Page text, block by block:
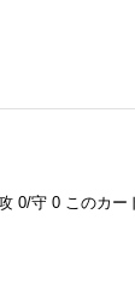
0/守 0 このカー